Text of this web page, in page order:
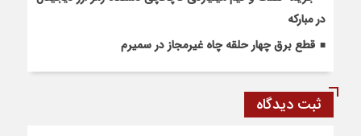
در مبارکه
قطع برق چهار حلقه چاه غیرمجاز در سمیرم
ثبت دیدگاه